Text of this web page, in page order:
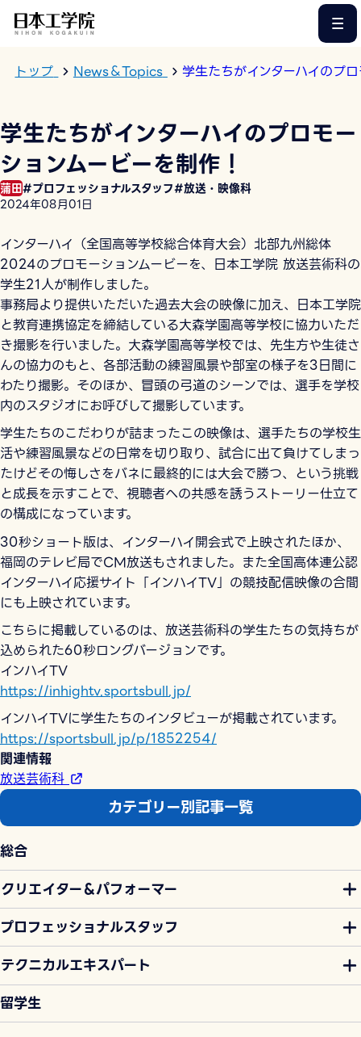
トップ News＆Topics 学生たちがインターハイのプ
学生たちがインターハイのプロモー
ションムービーを制作！
蒲田#プロフェッショナルスタッフ#放送・映像科
2024年08月01日
インターハイ（全国高等学校総合体育大会）北部九州総体
2024のプロモーションムービーを、日本工学院 放送芸術科の
学生21人が制作しました。
事務局より提供いただいた過去大会の映像に加え、日本工学院
と教育連携協定を締結している大森学園高等学校に協力いただ
き撮影を行いました。大森学園高等学校では、先生方や生徒さ
んの協力のもと、各部活動の練習風景や部室の様子を3日間に
わたり撮影。そのほか、冒頭の弓道のシーンでは、選手を学校
内のスタジオにお呼びして撮影しています。
学生たちのこだわりが詰まったこの映像は、選手たちの学校生
活や練習風景などの日常を切り取り、試合に出て負けてしまっ
たけどその悔しさをバネに最終的には大会で勝つ、という挑戦
と成長を示すことで、視聴者への共感を誘うストーリー仕立て
の構成になっています。
30秒ショート版は、インターハイ開会式で上映されたほか、
福岡のテレビ局でCM放送もされました。また全国高体連公認
インターハイ応援サイト「インハイTV」の競技配信映像の合間
にも上映されています。
こちらに掲載しているのは、放送芸術科の学生たちの気持ちが
込められた60秒ロングバージョンです。
インハイTV
https://inhightv.sportsbull.jp/
インハイTVに学生たちのインタビューが掲載されています。
https://sportsbull.jp/p/1852254/
関連情報
放送芸術科
カテゴリー別記事一覧
総合
クリエイター＆パフォーマー
プロフェッショナルスタッフ
テクニカルエキスパート
留学生